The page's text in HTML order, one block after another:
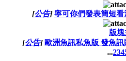
[公告] 寧可你們發表簡短
版
[公告] 歐洲魚訊私魚版 發魚
...234